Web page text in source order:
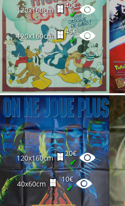
120x160cm
40€
✔
120x160cm
45€
✔
120x160cm
20€
✔
40x60cm
10€
✔